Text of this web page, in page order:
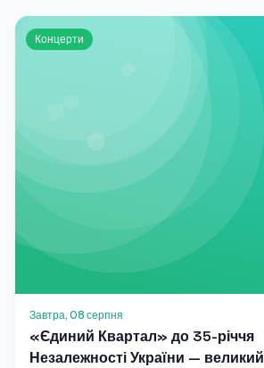
Концерти
Завтра, 08 серпня
«Єдиний Квартал» до 35-річчя
Незалежності України — великий